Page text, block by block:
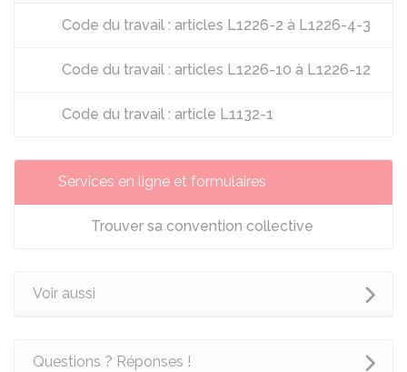
Code du travail : articles L1226-2 à L1226-4-3
Code du travail : articles L1226-10 à L1226-12
Code du travail : article L1132-1
Services en ligne et formulaires
Trouver sa convention collective
Voir aussi
Questions ? Réponses !